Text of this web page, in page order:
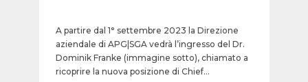
A partire dal 1° settembre 2023 la Direzione
aziendale di APG|SGA vedrà l’ingresso del Dr.
Dominik Franke (immagine sotto), chiamato a
ricoprire la nuova posizione di Chief